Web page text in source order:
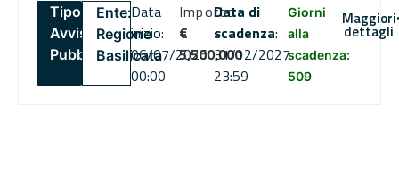
Tipo:
Avviso
Pubblico
Ente:
Regione
Basilicata
Data
inizio:
06/07/2026
00:00
Importo
€
5,500,000
Data di
scadenza:
31/12/2027
23:59
Giorni
alla
scadenza:
509
Maggiori
dettagli